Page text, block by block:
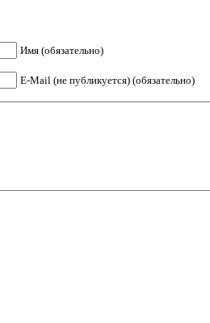
Имя (обязательно)
E-Mail (не публикуется) (обязательно)